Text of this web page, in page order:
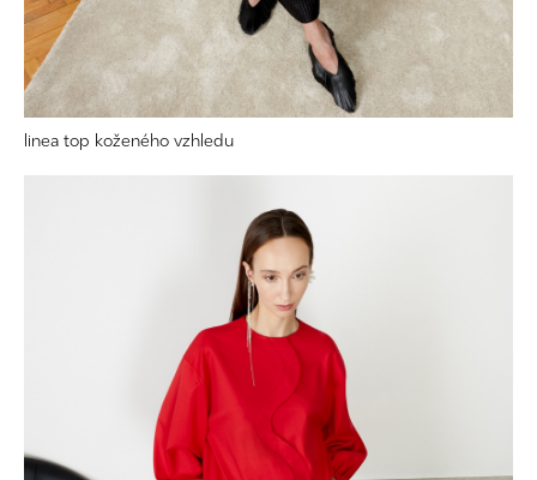
linea top koženého vzhledu